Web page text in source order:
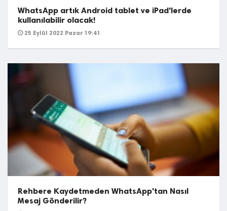
WhatsApp artık Android tablet ve iPad'lerde
kullanılabilir olacak!
25 Eylül 2022 Pazar 19:41
Rehbere Kaydetmeden WhatsApp'tan Nasıl
Mesaj Gönderilir?